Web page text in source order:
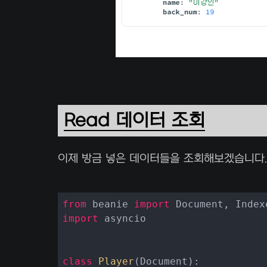
Read 데이터 조회
이제 방금 넣은 데이터들을 조회해보겠습니
from beanie
import
import
asyncio
class Player ( Document ):